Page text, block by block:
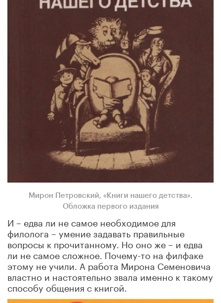
Мирон Петровский, «Книги нашего детства».
Обложка первого издания
И – едва ли не самое необходимое для
филолога – умение задавать правильные
вопросы к прочитанному. Но оно же – и едва
ли не самое сложное. Почему-то на филфаке
этому не учили. А работа Мирона Семеновича
властно и настоятельно звала именно к такому
способу общения с книгой.